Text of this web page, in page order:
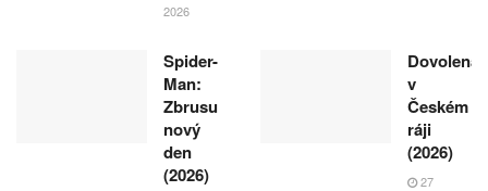
2026
Spider-
Man:
Zbrusu
nový
den
(2026)
Dovolená
v
Českém
ráji
(2026)
27